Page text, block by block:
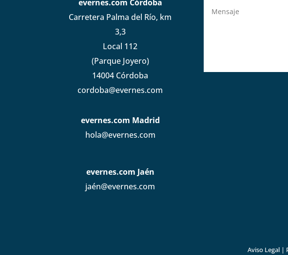
evernes.com Córdoba
Carretera Palma del Río, km
3,3
Local 112
(Parque Joyero)
14004 Córdoba
cordoba@evernes.com
evernes.com Madrid
hola@evernes.com
evernes.com Jaén
jaén@evernes.com
Aviso Legal|